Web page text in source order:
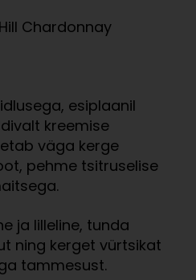
Chardonnay
esiplaanil
kreemise
väga kerge
pehme tsitruselise
ja lilleline, tunda
ning kerget vürtsikat
tammesust.